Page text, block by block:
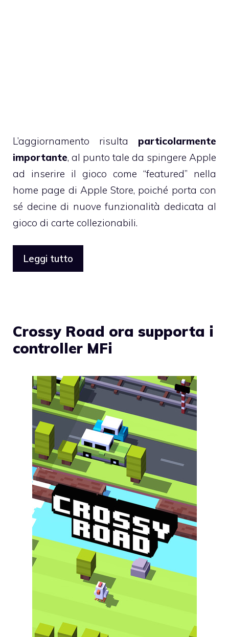
L’aggiornamento risulta particolarmente
importante, al punto tale da spingere Apple
ad inserire il gioco come “featured” nella
home page di Apple Store, poiché porta con
sé decine di nuove funzionalità dedicata al
gioco di carte collezionabili.
Leggi tutto
Crossy Road ora supporta i
controller MFi